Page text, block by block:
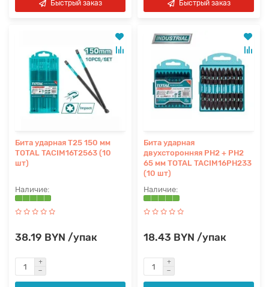
Быстрый заказ Быстрый заказ
Бита ударная T25 150 мм
TOTAL TACIM16T2563 (10
шт)
38.19 BYN /упак
Бита ударная
двухсторонняя PH2 + PH2
65 мм TOTAL TACIM16PH233
(10 шт)
18.43 BYN /упак